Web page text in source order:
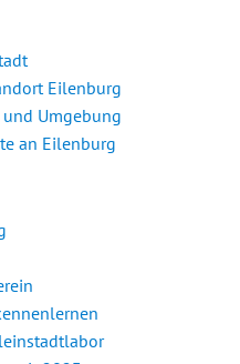
Eilenburg
Umgebung
an Eilenburg